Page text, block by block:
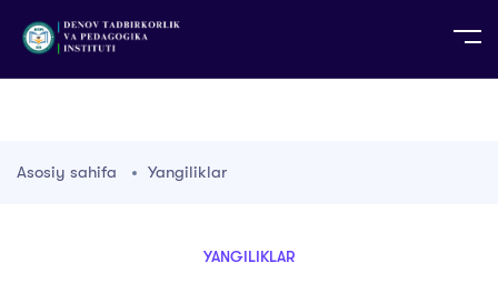
TG TR
Asosiy sahifa Yangiliklar
YANGILIKLAR